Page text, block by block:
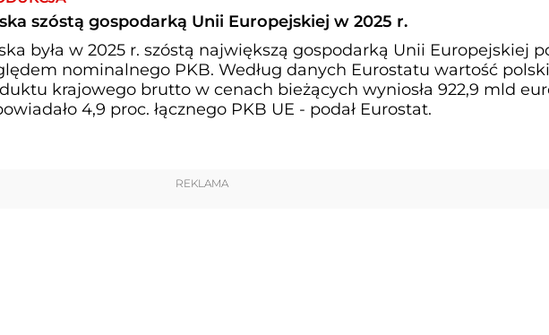
szóstą gospodarką Unii Europejskiej w 2025 r.
była w 2025 r. szóstą największą gospodarką Unii Europejskiej
nominalnego PKB. Według danych Eurostatu wartość
krajowego brutto w cenach bieżących wyniosła 922,9 mld
4,9 proc. łącznego PKB UE - podał Eurostat.
REKLAMA